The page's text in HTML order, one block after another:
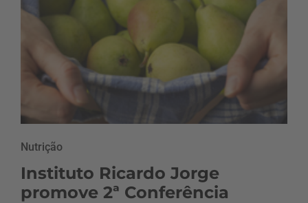
Nutrição
Instituto Ricardo Jorge
promove 2ª Conferência